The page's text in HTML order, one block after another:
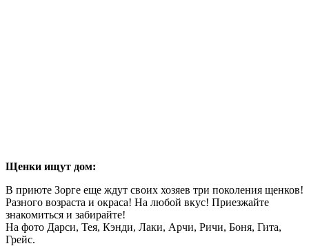
Щенки ищут дом:
В приюте Зорге еще ждут своих хозяев три поколения щенков!
Разного возраста и окраса! На любой вкус! Приезжайте
знакомиться и забирайте!
На фото Дарси, Тея, Кэнди, Лаки, Арчи, Ричи, Боня, Гита,
Грейс.